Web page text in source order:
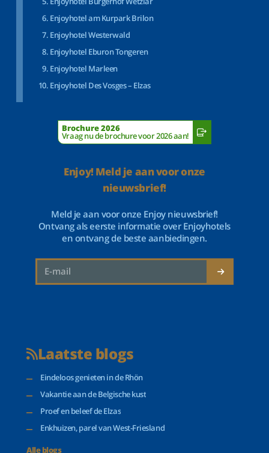
Enjoyhotel am Kurpark Brilon
Enjoyhotel Westerwald
Enjoyhotel Eburon Tongeren
Enjoyhotel Marleen
Enjoyhotel Des Vosges – Elzas
Brochure 2026
Vraag nu de brochure voor 2026 aan!
Enjoy! Meld je aan voor onze
nieuwsbrief!
Meld je aan voor onze Enjoy nieuwsbrief!
Ontvang als eerste informatie over Enjoyhotels
en ontvang de beste aanbiedingen.
Laatste blogs
Eindeloos genieten in de Rhön
Vakantie aan de Belgische kust
Proef en beleef de Elzas
Enkhuizen, parel van West-Friesland
Alle blogs